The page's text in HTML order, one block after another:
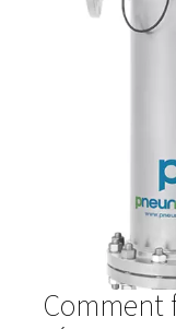
Les filtres
100 bar
durables et
les